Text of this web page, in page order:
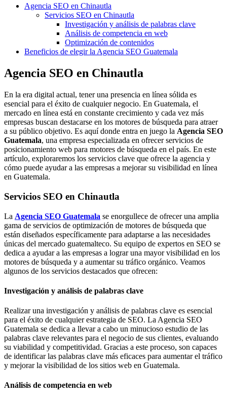
Agencia SEO en Chinautla
Servicios SEO en Chinautla
Investigación y análisis de palabras clave
Análisis de competencia en web
Optimización de contenidos
Beneficios de elegir la Agencia SEO Guatemala
Agencia SEO en Chinautla
En la era digital actual, tener una presencia en línea sólida es
esencial para el éxito de cualquier negocio. En Guatemala, el
mercado en línea está en constante crecimiento y cada vez más
empresas buscan destacarse en los motores de búsqueda para atraer
a su público objetivo. Es aquí donde entra en juego la Agencia SEO
Guatemala, una empresa especializada en ofrecer servicios de
posicionamiento web para motores de búsqueda en el país. En este
artículo, exploraremos los servicios clave que ofrece la agencia y
cómo puede ayudar a las empresas a mejorar su visibilidad en línea
en Guatemala.
Servicios SEO en Chinautla
La Agencia SEO Guatemala se enorgullece de ofrecer una amplia
gama de servicios de optimización de motores de búsqueda que
están diseñados específicamente para adaptarse a las necesidades
únicas del mercado guatemalteco. Su equipo de expertos en SEO se
dedica a ayudar a las empresas a lograr una mayor visibilidad en los
motores de búsqueda y a aumentar su tráfico orgánico. Veamos
algunos de los servicios destacados que ofrecen:
Investigación y análisis de palabras clave
Realizar una investigación y análisis de palabras clave es esencial
para el éxito de cualquier estrategia de SEO. La Agencia SEO
Guatemala se dedica a llevar a cabo un minucioso estudio de las
palabras clave relevantes para el negocio de sus clientes, evaluando
su viabilidad y competitividad. Gracias a este proceso, son capaces
de identificar las palabras clave más eficaces para aumentar el tráfico
y mejorar la visibilidad de los sitios web en Guatemala.
Análisis de competencia en web